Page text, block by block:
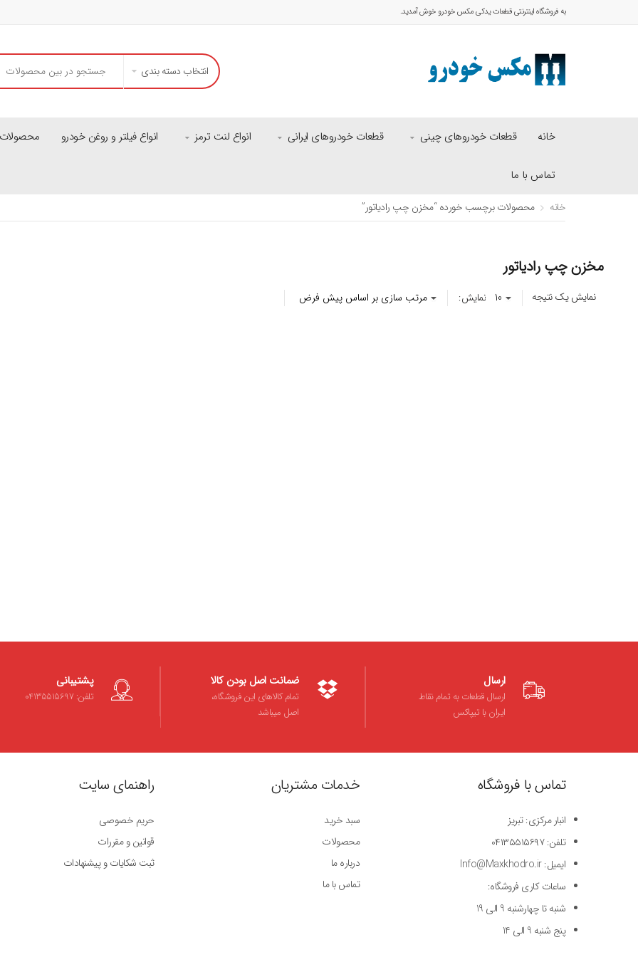
به فروشگاه اینترنتی قطعات یدکی مکس خودرو خوش آمدید.
انتخاب دسته بندی
خانه قطعات خودروهای چینی قطعات خودروهای ایرانی انواع لنت ترمز انواع فیلتر و روغن خودرو محصولات
تماس با ما
خانه محصولات برچسب خورده “مخزن چپ رادیاتور”
مخزن چپ رادیاتور
نمایش یک نتیجه نمایش:
پشتیبانی
تلفن: 04135515697
ضمانت اصل بودن کالا
تمام کالاهای این فروشگاه،
اصل میباشد
ارسال
ارسال قطعات به تمام نقاط
ایران با تیپاکس
راهنمای سایت
حریم خصوصی
قوانین و مقررات
ثبت شکایات و پیشنهادات
خدمات مشتریان
سبد خرید
محصولات
درباره ما
تماس با ما
تماس با فروشگاه
انبار مرکزی: تبریز
تلفن: ۰۴۱۳۵۵۱۵۶۹۷
ایمیل: Info@Maxkhodro.ir
ساعات کاری فروشگاه:
شنبه تا چهارشنبه 9 الی 19
پنج شنبه 9 الی 14